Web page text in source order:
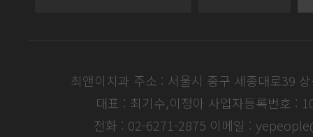
최앤이치과 주소 : 서울시 중구 세종대로39
대표 : 최기수,이정아 사업자등록번호 :
전화 : 02-6271-2875 이메일 :